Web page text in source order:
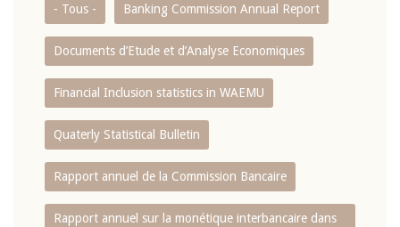
- Tous - Banking Commission Annual Report
Documents d’Etude et d’Analyse Economiques
Financial Inclusion statistics in WAEMU
Quaterly Statistical Bulletin
Rapport annuel de la Commission Bancaire
Rapport annuel sur la monétique interbancaire dans